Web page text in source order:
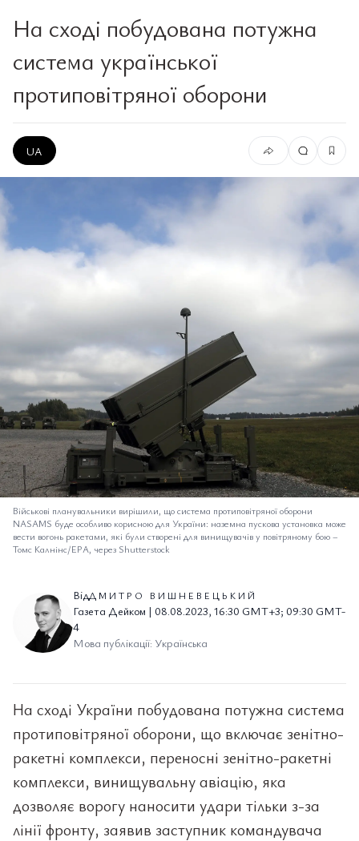
На сході побудована потужна
система української
протиповітряної оборони
UA
Військові планувальники вирішили, що система протиповітряної оборони
NASAMS буде особливо корисною для України: наземна пускова установка може
вести вогонь ракетами, які були створені для винищувачів у повітряному бою–
Томс Калнінс/EPA, через Shutterstock
ВідДМИТРО ВИШНЕВЕЦЬКИЙ
Газета Дейком | 08.08.2023, 16:30 GMT+3; 09:30 GMT-
4
Мова публікації: Українська
На сході України побудована потужна система
протиповітряної оборони, що включає зенітно-
ракетні комплекси, переносні зенітно-ракетні
комплекси, винищувальну авіацію, яка
дозволяє ворогу наносити удари тільки з-за
лінії фронту, заявив заступник командувача